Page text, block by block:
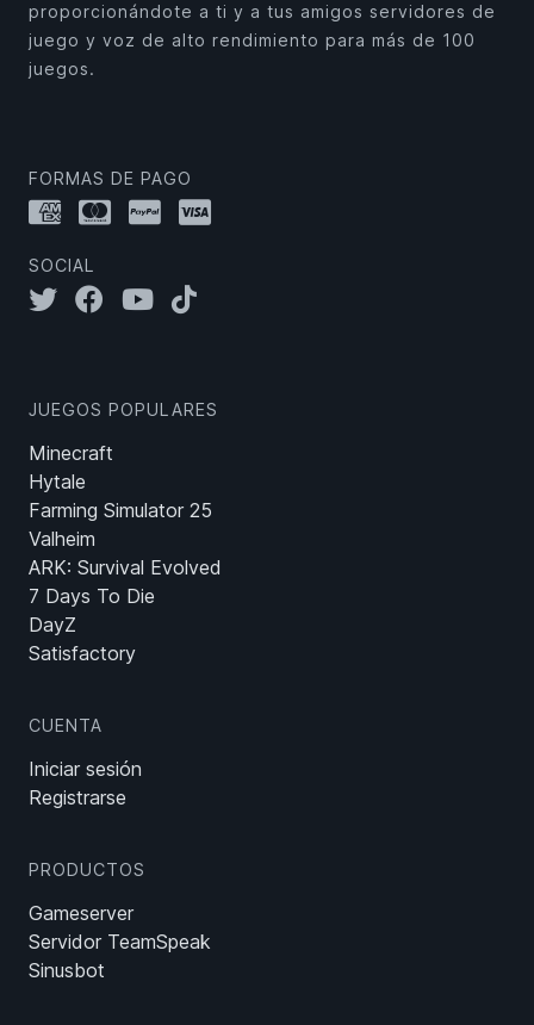
proporcionándote a ti y a tus amigos servidores de
juego y voz de alto rendimiento para más de 100
juegos.
FORMAS DE PAGO
SOCIAL
JUEGOS POPULARES
Minecraft
Hytale
Farming Simulator 25
Valheim
ARK: Survival Evolved
7 Days To Die
DayZ
Satisfactory
CUENTA
Iniciar sesión
Registrarse
PRODUCTOS
Gameserver
Servidor TeamSpeak
Sinusbot